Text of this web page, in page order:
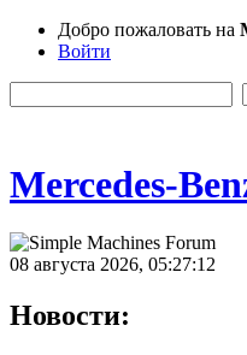
Добро пожаловать на
Войти
Mercedes-
08 августа 2026, 05:27:12
Новости: